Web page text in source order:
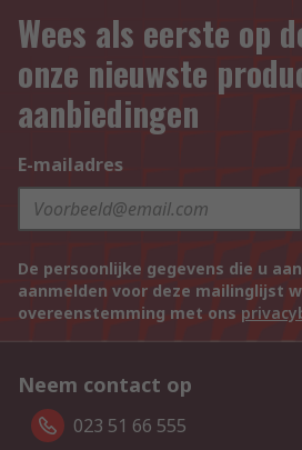
Wees als eerste op
onze nieuwste
aanbiedingen
E-mailadres
De persoonlijke gegevens die u
aanmelden voor deze mailinglijst
overeenstemming met ons
Neem contact op
023 51 66 555